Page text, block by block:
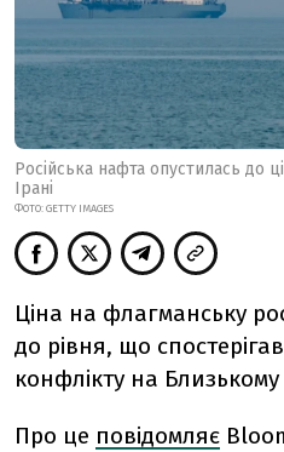
Російська нафта опустилась до
Ірані
ФОТО: GETTY IMAGES
Ціна на флагманську
до рівня, що
конфлікту на Близькому
Про це повідомляє